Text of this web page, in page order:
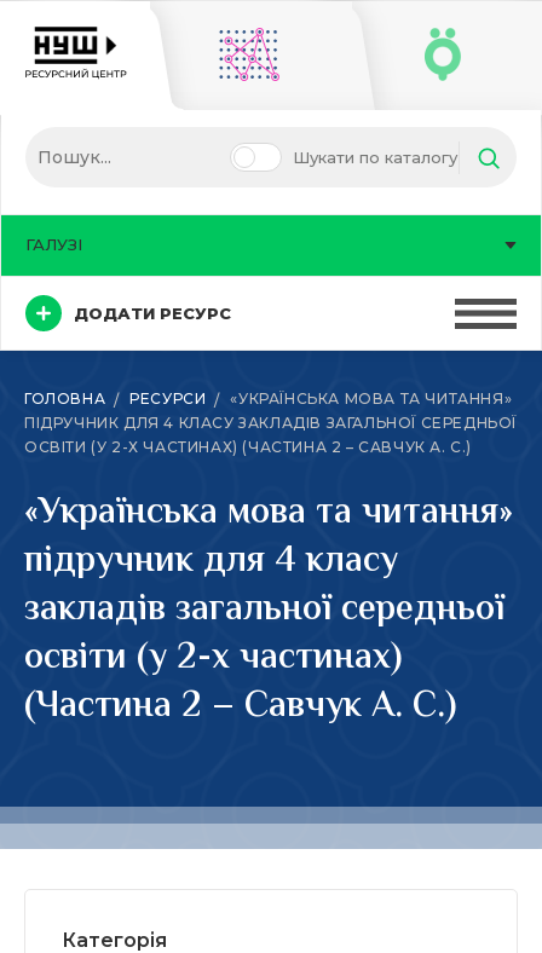
Шукати по каталогу
ДОДАТИ РЕСУРС
ГАЛУЗІ
ГОЛОВНА РЕСУРСИ
«УКРАЇНСЬКА МОВА ТА ЧИТАННЯ»
ПІДРУЧНИК ДЛЯ 4 КЛАСУ ЗАКЛАДІВ ЗАГАЛЬНОЇ СЕРЕДНЬОЇ
ОСВІТИ (У 2-Х ЧАСТИНАХ) (ЧАСТИНА 2 – САВЧУК А. С.)
«Українська мова та читання»
підручник для 4 класу
закладів загальної середньої
освіти (у 2-х частинах)
(Частина 2 – Савчук А. С.)
Категорія